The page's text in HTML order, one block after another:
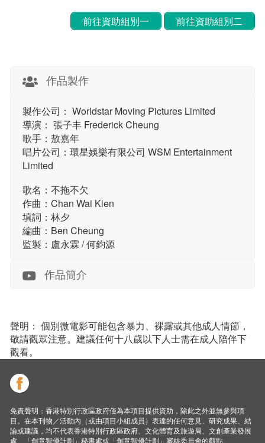
前往資助組別一 前往資助組別二
作品製作
製作公司： Worldstar Moving Pictures Limited
導演： 張子丰 Frederick Cheung
歌手：敖嘉年
唱片公司：環星娛樂有限公司 WSM Entertainment
Limited
歌名：不拖不欠
作曲：Chan Wai Kien
填詞：林夕
編曲：Ben Cheung
監製：盧永霖 / 何鈞源
作品簡介
聲明： 個別微電影可能包含暴力、裸露或其他成人情節，
敬請觀眾注意。建議任何十八歲以下人士需在成人陪伴下
觀看。
免責聲明：香港特別行政區政府僅為本項目提供資助，除此之外並無參與項
目。在本刊物／活動內（或由項目小組成員）表達的任何意見、研究成果、結
論或建議，均不代表香港特別行政區政府、文化體育及旅遊局、文創產業發展
處、「創意智優計劃」秘書處或「創意智優計劃」審核委員會的觀點。